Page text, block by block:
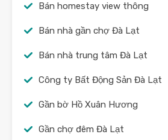
Bán homestay view thông
Bán nhà gần chợ Đà Lạt
Bán nhà trung tâm Đà Lạt
Công ty Bất Động Sản Đà Lạt
Gần bờ Hồ Xuân Hương
Gần chợ đêm Đà Lạt